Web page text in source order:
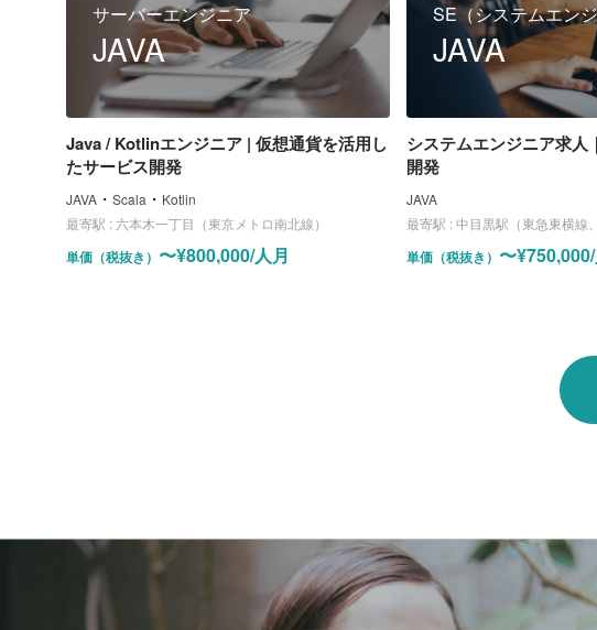
サーバーエンジニア
JAVA
Java / Kotlinエンジニア | 仮想通貨を活用し
たサービス開発
JAVA ・ Scala ・ Kotlin
最寄駅 :六本木一丁目（東京メトロ南北線）
単価（税抜き） 〜¥800,000/人月
SE（システムエンジ
JAVA
システムエンジニア求人
開発
JAVA
最寄駅 :中目黒駅（東急東横線
単価（税抜き） 〜